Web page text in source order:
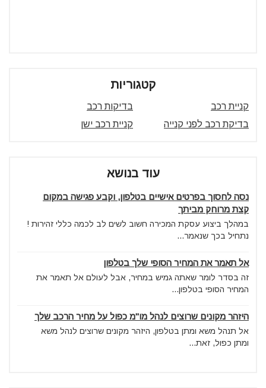
קטגוריות
קניית רכב
בדיקות רכב
בדיקת רכב לפני קנייה
קניית רכב ישן
עוד בנושא
נסה לחסוך בפרטים אישיים בטלפון, וקבע פגישה במקום
קצת מרוחק מביתך
במהלך ביצוע עסקת המכירה חשוב לשים לב לכמה כללי זהירות !
נתחיל בכך שנאמר...
אל תאמר את המחיר הסופי שלך בטלפון
זה בסדר לומר שאתה גמיש במחיר, אבל לעולם אל תאמר את
המחיר הסופי בטלפון...
היזהר מקונים שרוצים לנהל מו"מ כפול על מחיר הרכב שלך
אל תנהל משא ומתן בטלפון, היזהר מקונים שרוצים לנהל משא
ומתן כפול, זאת...